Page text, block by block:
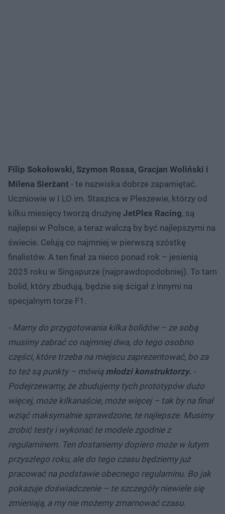
Filip Sokołowski, Szymon Rossa, Gracjan Woliński i
Milena Sierżant - te nazwiska dobrze zapamiętać.
Uczniowie w I LO im. Staszica w Pleszewie, którzy od
kilku miesięcy tworzą drużynę JetPlex Racing, są
najlepsi w Polsce, a teraz walczą by być najlepszymi na
świecie. Celują co najmniej w pierwszą szóstkę
finalistów. A ten finał za nieco ponad rok – jesienią
2025 roku w Singapurze (najprawdopodobniej). To tam
bolid, który zbudują, będzie się ścigał z innymi na
specjalnym torze F1.
- Mamy do przygotowania kilka bolidów – ze sobą
musimy zabrać co najmniej dwa, do tego osobno
części, które trzeba na miejscu zaprezentować, bo za
to też są punkty – mówią młodzi konstruktorzy. -
Podejrzewamy, że zbudujemy tych prototypów dużo
więcej, może kilkanaście, może więcej – tak by na finał
wziąć maksymalnie sprawdzone, te najlepsze. Musimy
zrobić testy i wykonać te modele zgodnie z
regulaminem. Ten dostaniemy dopiero może w lutym
przyszłego roku, ale do tego czasu będziemy już
pracować na podstawie obecnego regulaminu. Bo jak
pokazuje doświadczenie – te szczegóły niewiele się
zmieniają, a my nie możemy zmarnować czasu.